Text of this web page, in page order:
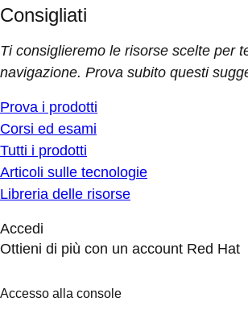
Consigliati
Ti consiglieremo le risorse scelte per
navigazione. Prova subito questi
Prova i prodotti
Corsi ed esami
Tutti i prodotti
Articoli sulle tecnologie
Libreria delle risorse
Accedi
Ottieni di più con un account Red Hat
Accesso alla console